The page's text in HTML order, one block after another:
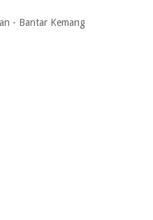
- Bantar Kemang